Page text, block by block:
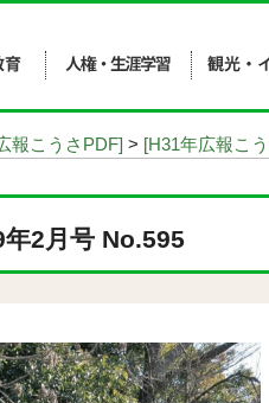
報こうさPDF] > [H31年広報こ
年2月号 No.595